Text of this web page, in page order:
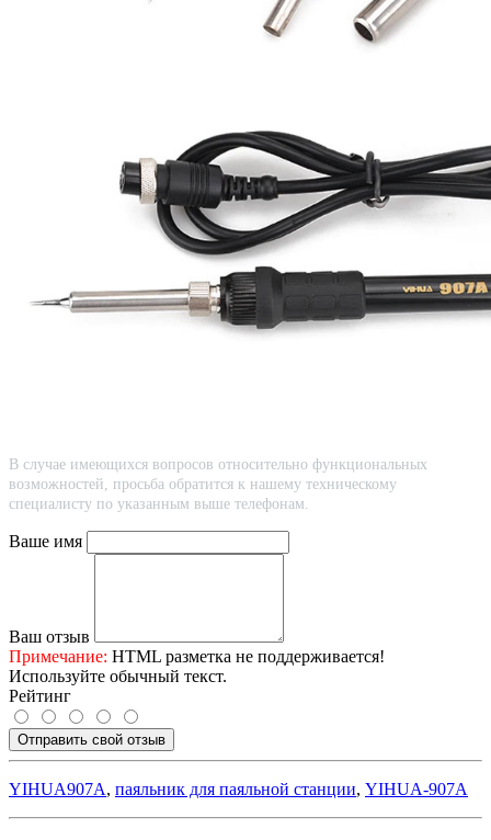
В случае имеющихся вопросов относительно функциональных
возможностей, просьба обратится к нашему техническому
специалисту по указанным выше телефонам.
Ваше имя
Ваш отзыв
Примечание: HTML разметка не поддерживается!
Используйте обычный текст.
Рейтинг
Отправить свой отзыв
YIHUA907A, паяльник для паяльной станции, YIHUA-907A